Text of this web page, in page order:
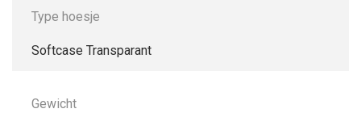
Type hoesje
Softcase Transparant
Gewicht